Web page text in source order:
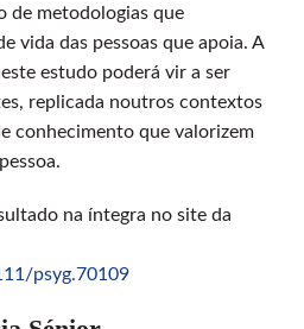
de metodologias que
vida das pessoas que apoia. A
estudo poderá vir a ser
replicada noutros contextos
conhecimento que valorizem
na íntegra no site da
psyg.70109